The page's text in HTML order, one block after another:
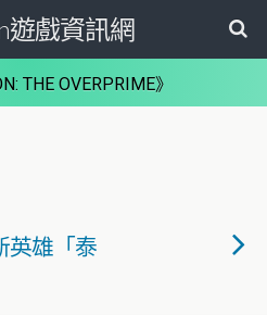
遊戲資訊網
THE OVERPRIME》
英雄「泰